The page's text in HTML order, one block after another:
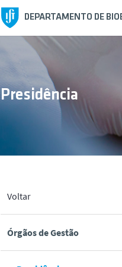
DEPARTAMENTO DE
Voltar
Órgãos de Gestão
Presidência